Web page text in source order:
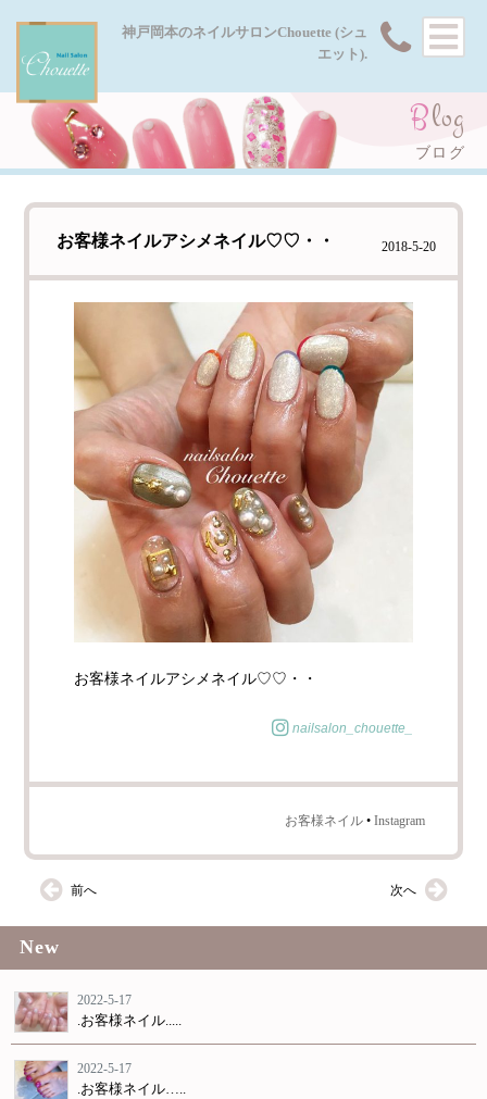
神戸岡本のネイルサロンChouette (シュ
エット).
MENU
GALLERY
SHOP
FAQ
BLOG
Blog
ブログ
お客様ネイルアシメネイル♡♡・・ 2018-5-20
お客様ネイルアシメネイル♡♡・・
nailsalon_chouette_
お客様ネイル• Instagram
前へ 次へ
New
2022-5-17
.お客様ネイル.....
2022-5-17
.お客様ネイル…..